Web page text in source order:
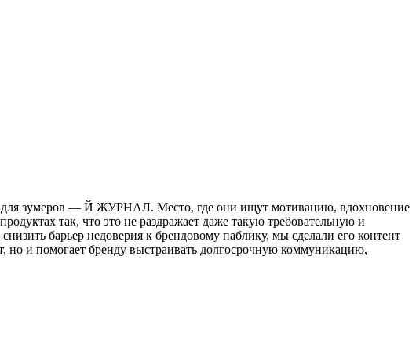
для зумеров — Й ЖУРНАЛ. Место, где они ищут мотивацию, вдохновение
так, что это не раздражает даже такую требовательную и
барьер недоверия к брендовому паблику, мы сделали его контент
но и помогает бренду выстраивать долгосрочную коммуникацию,